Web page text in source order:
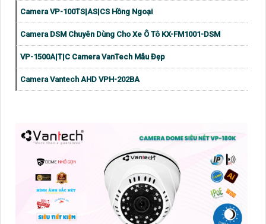
Camera VP-100TS|AS|CS Hồng Ngoại
Camera DSM Chuyên Dùng Cho Xe Ô Tô KX-FM1001-DSM
VP-1500A|T|C Camera VanTech Mẫu Đẹp
Camera Vantech AHD VPH-202BA